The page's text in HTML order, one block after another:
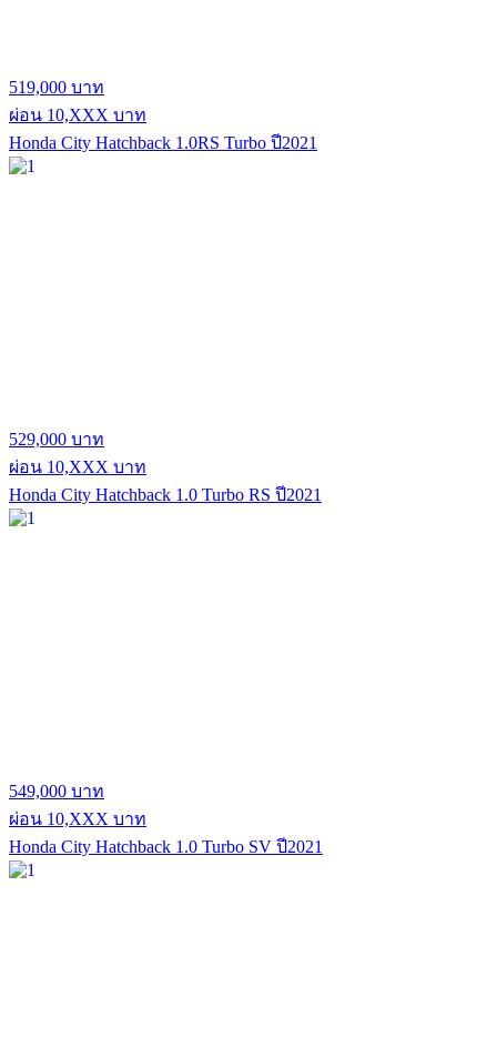
519,000 บาท
ผ่อน 10,XXX บาท
Honda City Hatchback 1.0RS Turbo ปี2021
529,000 บาท
ผ่อน 10,XXX บาท
Honda City Hatchback 1.0 Turbo RS ปี2021
549,000 บาท
ผ่อน 10,XXX บาท
Honda City Hatchback 1.0 Turbo SV ปี2021